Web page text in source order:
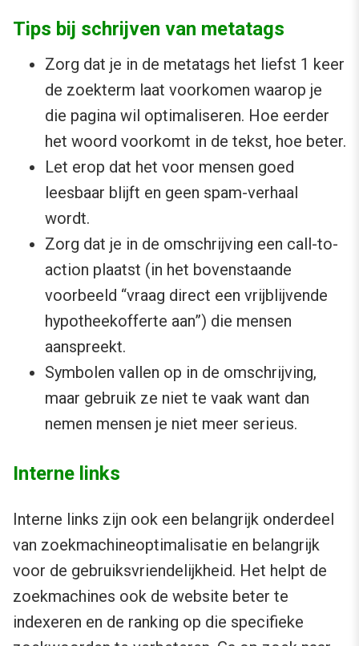
Tips bij schrijven van metatags
Zorg dat je in de metatags het liefst 1 keer
de zoekterm laat voorkomen waarop je
die pagina wil optimaliseren. Hoe eerder
het woord voorkomt in de tekst, hoe beter.
Let erop dat het voor mensen goed
leesbaar blijft en geen spam-verhaal
wordt.
Zorg dat je in de omschrijving een call-to-
action plaatst (in het bovenstaande
voorbeeld “vraag direct een vrijblijvende
hypotheekofferte aan”) die mensen
aanspreekt.
Symbolen vallen op in de omschrijving,
maar gebruik ze niet te vaak want dan
nemen mensen je niet meer serieus.
Interne links
Interne links zijn ook een belangrijk onderdeel
van zoekmachineoptimalisatie en belangrijk
voor de gebruiksvriendelijkheid. Het helpt de
zoekmachines ook de website beter te
indexeren en de ranking op die specifieke